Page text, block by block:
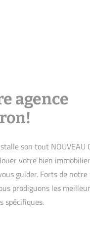
agence
son tout NOUVEAU
votre bien
guider. Forts de
prodiguons les
spécifiques.